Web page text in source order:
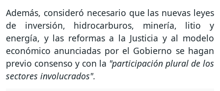
Además, consideró necesario que las nuevas leyes
de inversión, hidrocarburos, minería, litio y
energía, y las reformas a la Justicia y al modelo
económico anunciadas por el Gobierno se hagan
previo consenso y con la "participación plural de los
sectores involucrados".